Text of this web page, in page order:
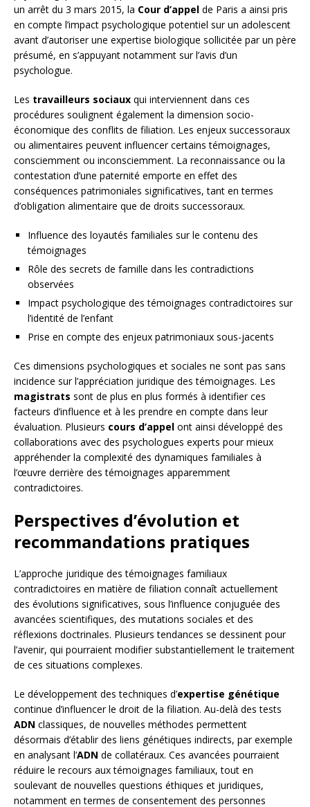
un arrêt du 3 mars 2015, la Cour d’appel de Paris a ainsi pris
en compte l’impact psychologique potentiel sur un adolescent
avant d’autoriser une expertise biologique sollicitée par un père
présumé, en s’appuyant notamment sur l’avis d’un
psychologue.
Les travailleurs sociaux qui interviennent dans ces
procédures soulignent également la dimension socio-
économique des conflits de filiation. Les enjeux successoraux
ou alimentaires peuvent influencer certains témoignages,
consciemment ou inconsciemment. La reconnaissance ou la
contestation d’une paternité emporte en effet des
conséquences patrimoniales significatives, tant en termes
d’obligation alimentaire que de droits successoraux.
Influence des loyautés familiales sur le contenu des
témoignages
Rôle des secrets de famille dans les contradictions
observées
Impact psychologique des témoignages contradictoires sur
l’identité de l’enfant
Prise en compte des enjeux patrimoniaux sous-jacents
Ces dimensions psychologiques et sociales ne sont pas sans
incidence sur l’appréciation juridique des témoignages. Les
magistrats sont de plus en plus formés à identifier ces
facteurs d’influence et à les prendre en compte dans leur
évaluation. Plusieurs cours d’appel ont ainsi développé des
collaborations avec des psychologues experts pour mieux
appréhender la complexité des dynamiques familiales à
l’œuvre derrière des témoignages apparemment
contradictoires.
Perspectives d’évolution et
recommandations pratiques
L’approche juridique des témoignages familiaux
contradictoires en matière de filiation connaît actuellement
des évolutions significatives, sous l’influence conjuguée des
avancées scientifiques, des mutations sociales et des
réflexions doctrinales. Plusieurs tendances se dessinent pour
l’avenir, qui pourraient modifier substantiellement le traitement
de ces situations complexes.
Le développement des techniques d’expertise génétique
continue d’influencer le droit de la filiation. Au-delà des tests
ADN classiques, de nouvelles méthodes permettent
désormais d’établir des liens génétiques indirects, par exemple
en analysant l’ADN de collatéraux. Ces avancées pourraient
réduire le recours aux témoignages familiaux, tout en
soulevant de nouvelles questions éthiques et juridiques,
notamment en termes de consentement des personnes